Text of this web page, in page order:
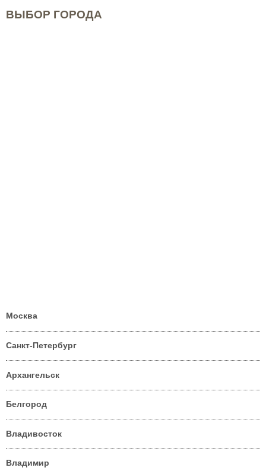
ВЫБОР ГОРОДА
Москва
Санкт-Петербург
Архангельск
Белгород
Владивосток
Владимир